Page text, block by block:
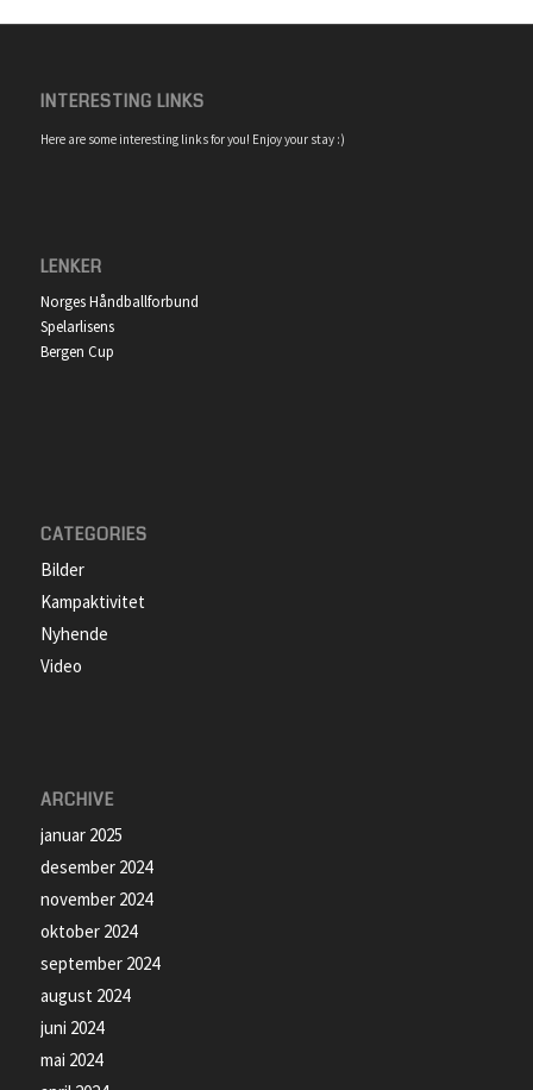
INTERESTING LINKS
Here are some interesting links for you! Enjoy your stay :)
LENKER
Norges Håndballforbund
Spelarlisens
Bergen Cup
CATEGORIES
Bilder
Kampaktivitet
Nyhende
Video
ARCHIVE
januar 2025
desember 2024
november 2024
oktober 2024
september 2024
august 2024
juni 2024
mai 2024